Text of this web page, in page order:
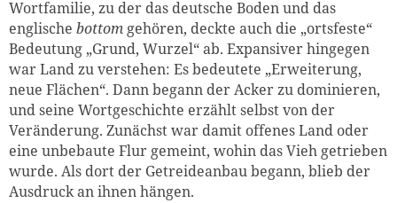
Wortfamilie, zu der das deutsche Boden und das
englische bottomgehören, deckte auch die „ortsfeste“
Bedeutung „Grund, Wurzel“ ab. Expansiver hingegen
war Land zu verstehen: Es bedeutete „Erweiterung,
neue Flächen“. Dann begann der Acker zu dominieren,
und seine Wortgeschichte erzählt selbst von der
Veränderung. Zunächst war damit offenes Land oder
eine unbebaute Flur gemeint, wohin das Vieh getrieben
wurde. Als dort der Getreideanbau begann, blieb der
Ausdruck an ihnen hängen.